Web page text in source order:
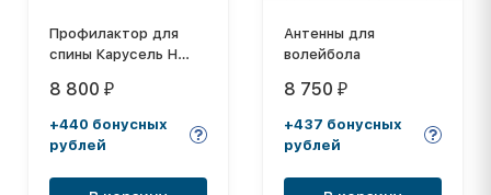
Профилактор для
спины Карусель Н
8 800 ₽
+440 бонусных
рублей
Антенны для
волейбола
8 750 ₽
+437 бонусных
рублей